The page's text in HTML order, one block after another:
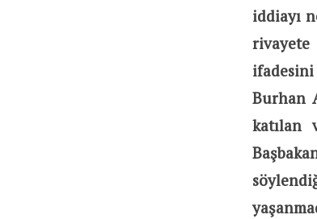
iddiayı
Burhan
katılan